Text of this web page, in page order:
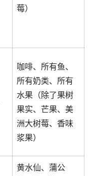
莓）
咖啡、所有鱼、
所有奶类、所有
水果（除了果树
果实、芒果、美
洲大树莓、香味
浆果）
黄水仙、蒲公